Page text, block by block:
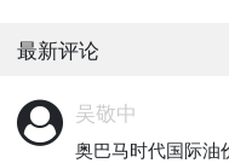
最新评论
吴敬中
奥巴马时代国际油